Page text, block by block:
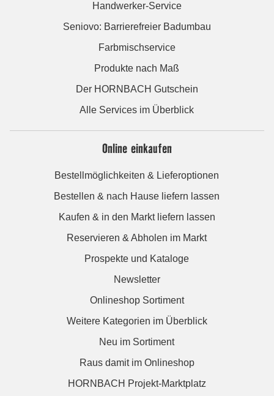
Handwerker-Service
Seniovo: Barrierefreier Badumbau
Farbmischservice
Produkte nach Maß
Der HORNBACH Gutschein
Alle Services im Überblick
Online einkaufen
Bestellmöglichkeiten & Lieferoptionen
Bestellen & nach Hause liefern lassen
Kaufen & in den Markt liefern lassen
Reservieren & Abholen im Markt
Prospekte und Kataloge
Newsletter
Onlineshop Sortiment
Weitere Kategorien im Überblick
Neu im Sortiment
Raus damit im Onlineshop
HORNBACH Projekt-Marktplatz